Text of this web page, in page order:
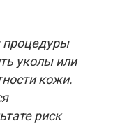
процедуры
уколы или
кожи.
риск